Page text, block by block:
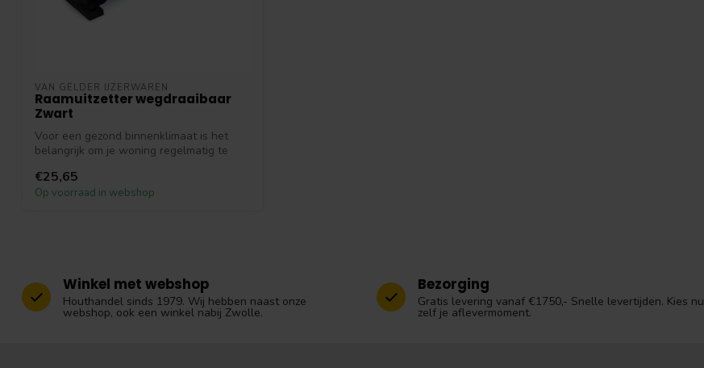
VAN GELDER IJZERWAREN
Raamuitzetter wegdraaibaar
Zwart
Voor een gezond binnenklimaat is het
belangrijk om je woning regelmatig te
€25,65
Op voorraad in webshop
Winkel met webshop
Houthandel sinds 1979. Wij hebben naast onze
webshop, ook een winkel nabij Zwolle.
Bezorging
Gratis levering vanaf €1750,- Snelle levertijden. Kies nu
zelf je aflevermoment.